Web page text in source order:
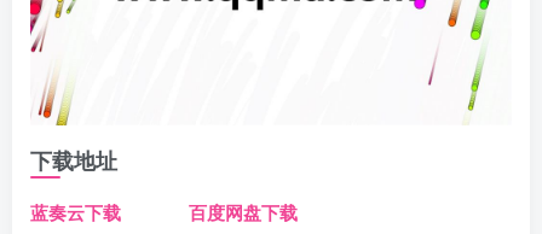
下载地址
蓝奏云下载 百度网盘下载